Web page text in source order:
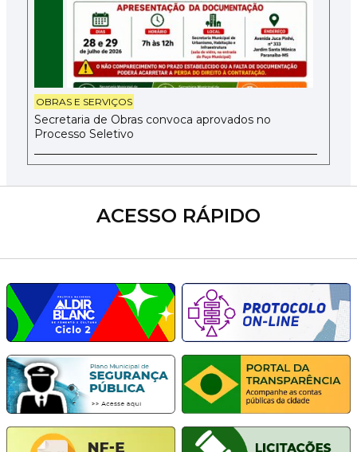
OBRAS E SERVIÇOS
Secretaria de Obras convoca aprovados no
Processo Seletivo
ACESSO RÁPIDO